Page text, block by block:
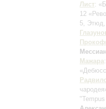
Лист:
12
5,
Мажара